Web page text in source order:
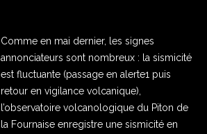
Comme en mai dernier, les signes
annonciateurs sont nombreux : la sismicité
est fluctuante (passage en alerte1 puis
retour en vigilance volcanique),
l’observatoire volcanologique du Piton de
la Fournaise enregistre une sismicité en